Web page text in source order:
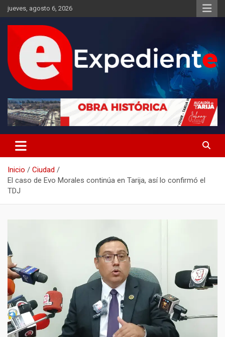
Saltar
al
contenido
jueves, agosto 6, 2026
Expediente
Inicio
Ciudad
El caso de Evo Morales continúa en Tarija, así lo confirmó el
TDJ